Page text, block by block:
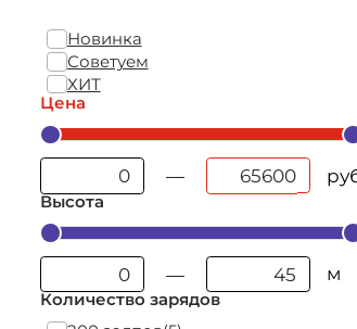
Новинка
Советуем
ХИТ
Цена
—
Высота
— м
Количество зарядов